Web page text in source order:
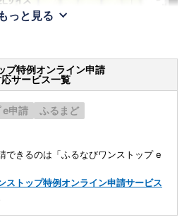
もっと見る
プ特例オンライン申請
サービス一覧
e申請
ふるまど
できるのは「ふるなびワンストップ e
ストップ特例オンライン申請サービス